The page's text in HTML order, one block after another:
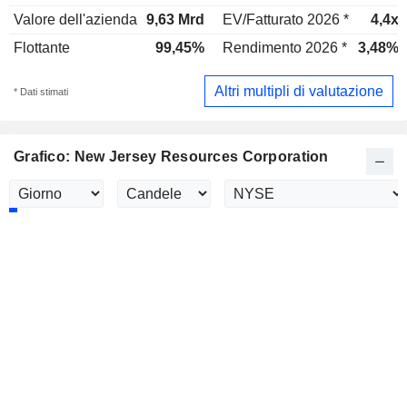
Valore dell'azienda
9,63 Mrd EV/Fatturato 2026 *
4,4x
Flottante
99,45% Rendimento 2026 * 3,48%
* Dati stimati Altri multipli di valutazione
Grafico: New Jersey Resources Corporation